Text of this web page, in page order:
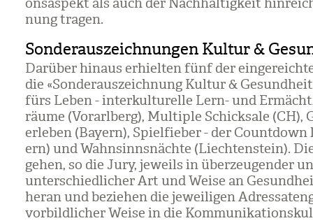
ons­as­pekt als auch der Nach­hal­tig­keit
nung tra­gen.
Sonderauszeichnungen Kultur &
Dar­über hin­aus erhiel­ten fünf der
die «Son­der­aus­zeich­nung Kul­tur &
fürs Leben - inter­kul­tu­relle Lern- und
räume (Vor­arl­berg), Mul­ti­ple Schick­sale (CH),
erle­ben (Bay­ern), Spiel­fie­ber - der
ern) und Wahn­sinns­nächte (Liech­ten­stein).
gehen, so die Jury, jeweils in über­zeu­gen­der
unter­schied­li­cher Art und Weise an
heran und bezie­hen die jewei­li­gen
vor­bild­li­cher Weise in die